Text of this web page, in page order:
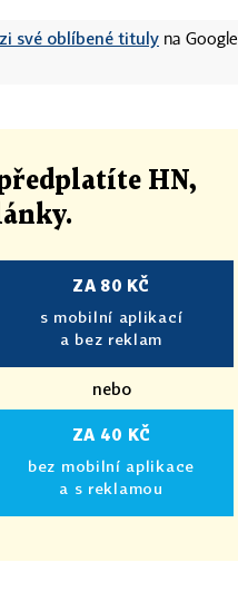
své oblíbené tituly na Google
HN,
.
ZA 80 KČ
s mobilní aplikací
a bez reklam
nebo
ZA 40 KČ
bez mobilní aplikace
a s reklamou